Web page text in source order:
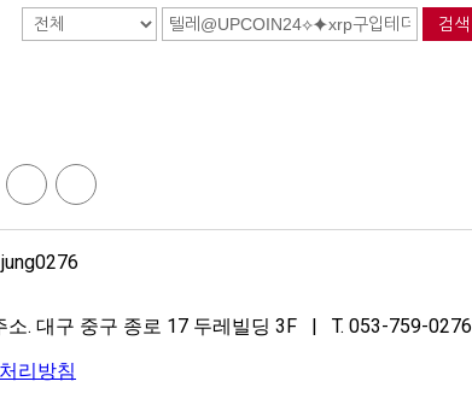
검색
. 대구 중구 종로 17 두레빌딩 3F | T. 053-759-0276
리방침